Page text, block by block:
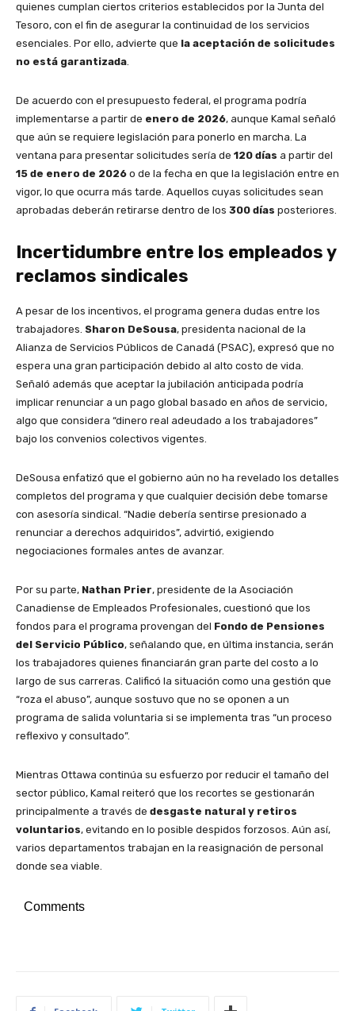
quienes cumplan ciertos criterios establecidos por la Junta del
Tesoro, con el fin de asegurar la continuidad de los servicios
esenciales. Por ello, advierte que la aceptación de solicitudes
no está garantizada.
De acuerdo con el presupuesto federal, el programa podría
implementarse a partir de enero de 2026, aunque Kamal señaló
que aún se requiere legislación para ponerlo en marcha. La
ventana para presentar solicitudes sería de 120 días a partir del
15 de enero de 2026 o de la fecha en que la legislación entre en
vigor, lo que ocurra más tarde. Aquellos cuyas solicitudes sean
aprobadas deberán retirarse dentro de los 300 días posteriores.
Incertidumbre entre los empleados y
reclamos sindicales
A pesar de los incentivos, el programa genera dudas entre los
trabajadores. Sharon DeSousa, presidenta nacional de la
Alianza de Servicios Públicos de Canadá (PSAC), expresó que no
espera una gran participación debido al alto costo de vida.
Señaló además que aceptar la jubilación anticipada podría
implicar renunciar a un pago global basado en años de servicio,
algo que considera “dinero real adeudado a los trabajadores”
bajo los convenios colectivos vigentes.
DeSousa enfatizó que el gobierno aún no ha revelado los detalles
completos del programa y que cualquier decisión debe tomarse
con asesoría sindical. “Nadie debería sentirse presionado a
renunciar a derechos adquiridos”, advirtió, exigiendo
negociaciones formales antes de avanzar.
Por su parte, Nathan Prier, presidente de la Asociación
Canadiense de Empleados Profesionales, cuestionó que los
fondos para el programa provengan del Fondo de Pensiones
del Servicio Público, señalando que, en última instancia, serán
los trabajadores quienes financiarán gran parte del costo a lo
largo de sus carreras. Calificó la situación como una gestión que
“roza el abuso”, aunque sostuvo que no se oponen a un
programa de salida voluntaria si se implementa tras “un proceso
reflexivo y consultado”.
Mientras Ottawa continúa su esfuerzo por reducir el tamaño del
sector público, Kamal reiteró que los recortes se gestionarán
principalmente a través de desgaste natural y retiros
voluntarios, evitando en lo posible despidos forzosos. Aún así,
varios departamentos trabajan en la reasignación de personal
donde sea viable.
Comments